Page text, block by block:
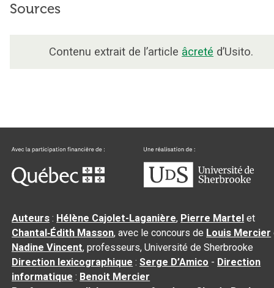
Sources
Contenu extrait de l’article âcreté d’Usito.
Auteurs : Hélène Cajolet-Laganière, Pierre Martel et
Chantal‑Édith Masson, avec le concours de Louis Mercier
Nadine Vincent, professeurs, Université de Sherbrooke
Direction lexicographique :Serge D’Amico - Direction
informatique : Benoit Mercier